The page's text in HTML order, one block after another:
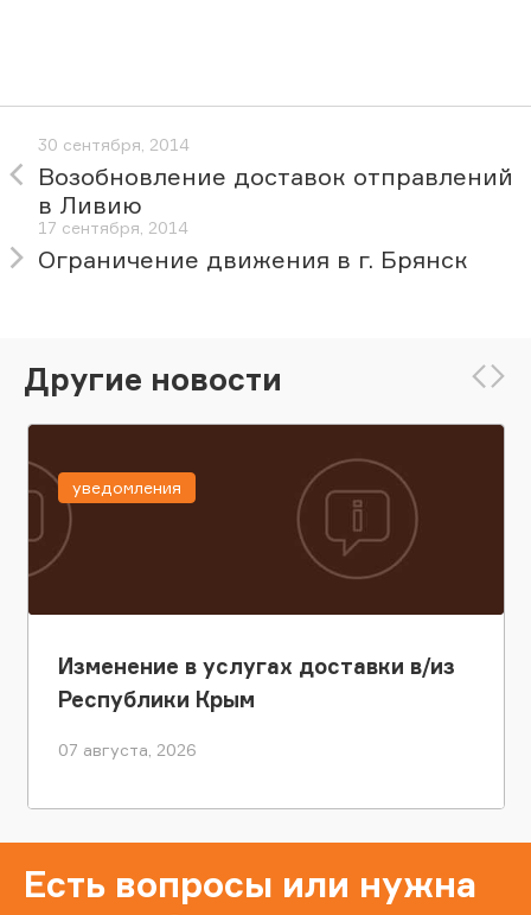
30 сентября, 2014
Возобновление доставок отправлений
в Ливию
17 сентября, 2014
Ограничение движения в г. Брянск
Другие новости
Изменение в услугах доставки в/из
Республики Крым
07 августа, 2026
уведомления
Есть вопросы или нужна